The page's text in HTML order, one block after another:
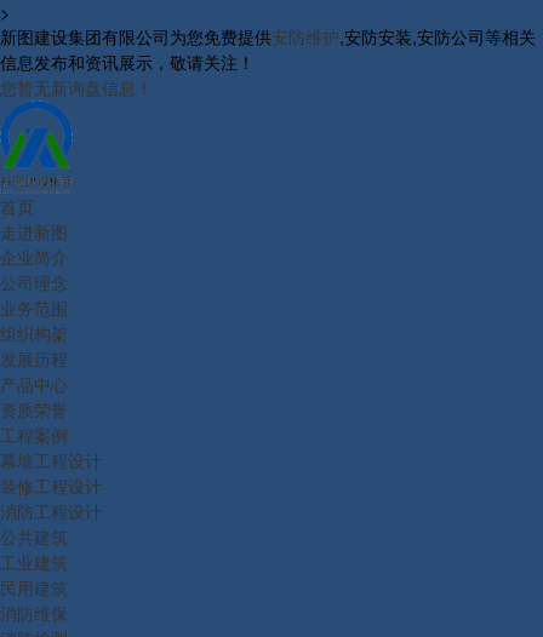
>
新图建设集团有限公司为您免费提供安防维护,安防安装,安防公司等相关
信息发布和资讯展示，敬请关注！
您暂无新询盘信息！
首页
走进新图
企业简介
公司理念
业务范围
组织构架
发展历程
产品中心
资质荣誉
工程案例
幕墙工程设计
装修工程设计
消防工程设计
公共建筑
工业建筑
民用建筑
消防维保